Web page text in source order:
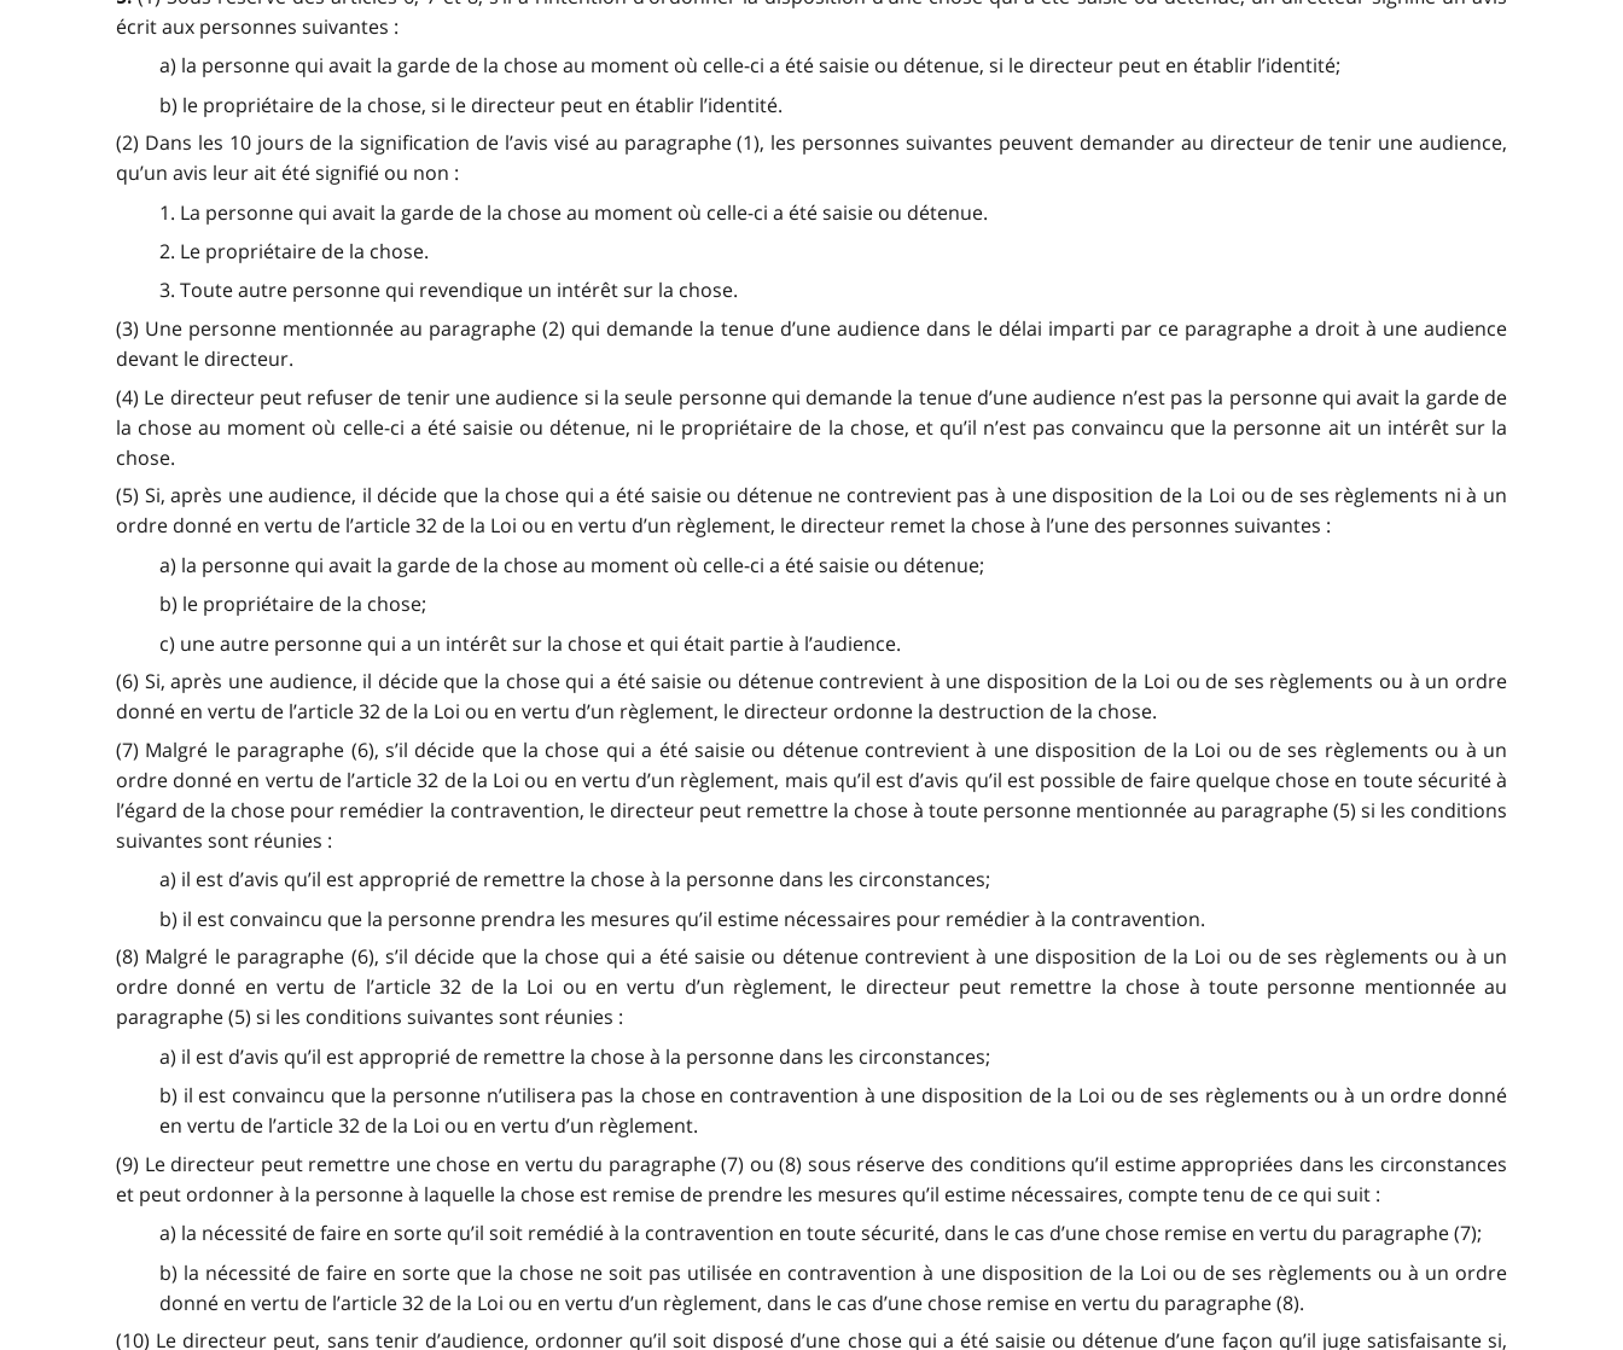
écrit aux personnes suivantes :
a) la personne qui avait la garde de la chose au moment où celle-ci a été saisie ou détenue, si le directeur peut en établir l’identité;
b) le propriétaire de la chose, si le directeur peut en établir l’identité.
(2) Dans les 10 jours de la signification de l’avis visé au paragraphe (1), les personnes suivantes peuvent demander au directeur de tenir une audience,
qu’un avis leur ait été signifié ou non :
1. La personne qui avait la garde de la chose au moment où celle-ci a été saisie ou détenue.
2. Le propriétaire de la chose.
3. Toute autre personne qui revendique un intérêt sur la chose.
(3) Une personne mentionnée au paragraphe (2) qui demande la tenue d’une audience dans le délai imparti par ce paragraphe a droit à une audience
devant le directeur.
(4) Le directeur peut refuser de tenir une audience si la seule personne qui demande la tenue d’une audience n’est pas la personne qui avait la garde de
la chose au moment où celle-ci a été saisie ou détenue, ni le propriétaire de la chose, et qu’il n’est pas convaincu que la personne ait un intérêt sur la
chose.
(5) Si, après une audience, il décide que la chose qui a été saisie ou détenue ne contrevient pas à une disposition de la Loi ou de ses règlements ni à un
ordre donné en vertu de l’article 32 de la Loi ou en vertu d’un règlement, le directeur remet la chose à l’une des personnes suivantes :
a) la personne qui avait la garde de la chose au moment où celle-ci a été saisie ou détenue;
b) le propriétaire de la chose;
c) une autre personne qui a un intérêt sur la chose et qui était partie à l’audience.
(6) Si, après une audience, il décide que la chose qui a été saisie ou détenue contrevient à une disposition de la Loi ou de ses règlements ou à un ordre
donné en vertu de l’article 32 de la Loi ou en vertu d’un règlement, le directeur ordonne la destruction de la chose.
(7) Malgré le paragraphe (6), s’il décide que la chose qui a été saisie ou détenue contrevient à une disposition de la Loi ou de ses règlements ou à un
ordre donné en vertu de l’article 32 de la Loi ou en vertu d’un règlement, mais qu’il est d’avis qu’il est possible de faire quelque chose en toute sécurité à
l’égard de la chose pour remédier la contravention, le directeur peut remettre la chose à toute personne mentionnée au paragraphe (5) si les conditions
suivantes sont réunies :
a) il est d’avis qu’il est approprié de remettre la chose à la personne dans les circonstances;
b) il est convaincu que la personne prendra les mesures qu’il estime nécessaires pour remédier à la contravention.
(8) Malgré le paragraphe (6), s’il décide que la chose qui a été saisie ou détenue contrevient à une disposition de la Loi ou de ses règlements ou à un
ordre donné en vertu de l’article 32 de la Loi ou en vertu d’un règlement, le directeur peut remettre la chose à toute personne mentionnée au
paragraphe (5) si les conditions suivantes sont réunies :
a) il est d’avis qu’il est approprié de remettre la chose à la personne dans les circonstances;
b) il est convaincu que la personne n’utilisera pas la chose en contravention à une disposition de la Loi ou de ses règlements ou à un ordre donné
en vertu de l’article 32 de la Loi ou en vertu d’un règlement.
(9) Le directeur peut remettre une chose en vertu du paragraphe (7) ou (8) sous réserve des conditions qu’il estime appropriées dans les circonstances
et peut ordonner à la personne à laquelle la chose est remise de prendre les mesures qu’il estime nécessaires, compte tenu de ce qui suit :
a) la nécessité de faire en sorte qu’il soit remédié à la contravention en toute sécurité, dans le cas d’une chose remise en vertu du paragraphe (7);
b) la nécessité de faire en sorte que la chose ne soit pas utilisée en contravention à une disposition de la Loi ou de ses règlements ou à un ordre
donné en vertu de l’article 32 de la Loi ou en vertu d’un règlement, dans le cas d’une chose remise en vertu du paragraphe (8).
(10) Le directeur peut, sans tenir d’audience, ordonner qu’il soit disposé d’une chose qui a été saisie ou détenue d’une façon qu’il juge satisfaisante si,